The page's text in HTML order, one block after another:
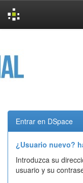
Entrar en DSpace
¿Usuario nuevo?
Introduzca su
usuario y su